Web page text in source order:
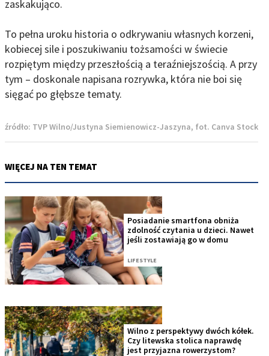
zaskakująco.
To pełna uroku historia o odkrywaniu własnych korzeni,
kobiecej sile i poszukiwaniu tożsamości w świecie
rozpiętym między przeszłością a teraźniejszością. A przy
tym – doskonale napisana rozrywka, która nie boi się
sięgać po głębsze tematy.
źródło: TVP Wilno/Justyna Siemienowicz-Jaszyna, fot. Canva Stock
WIĘCEJ NA TEN TEMAT
Posiadanie smartfona obniża
zdolność czytania u dzieci. Nawet
jeśli zostawiają go w domu
LIFESTYLE
Wilno z perspektywy dwóch kółek.
Czy litewska stolica naprawdę
jest przyjazna rowerzystom?